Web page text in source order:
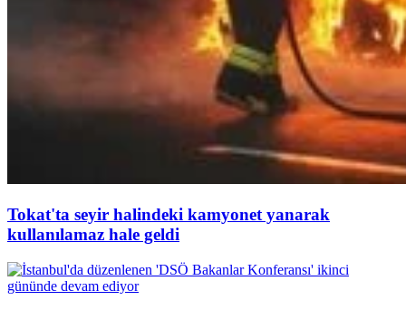
Tokat'ta seyir halindeki kamyonet yanarak
kullanılamaz hale geldi